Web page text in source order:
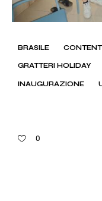
BRASILE
GRATTERI HOLIDAY
INAUGURAZIONE
0